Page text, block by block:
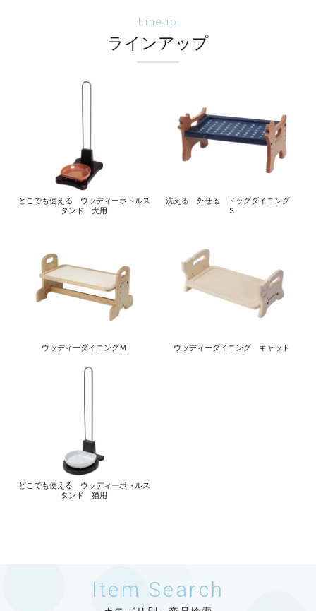
Lineup
ラインアップ
どこでも使える ウッディーボトルス
タンド 犬用
洗える 外せる ドッグダイニング
Ｓ
ウッディーダイニングＭ ウッディーダイニング キャット
どこでも使える ウッディーボトルス
タンド 猫用
Item Search